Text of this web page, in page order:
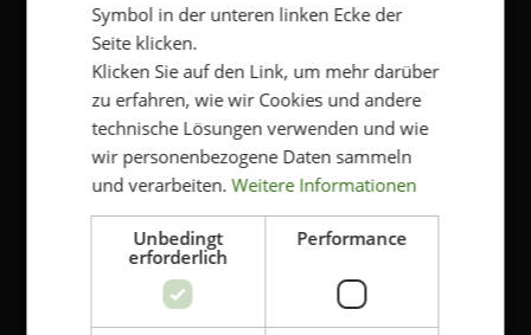
Genehmigen Sie die Speicherung Ihrer
persönlichen Daten
Klicken Sie hier, um die Bedingungen und die
Datenschutzbestimmungen von Kriss einzusehen.
Ja, ich bin damit einverstanden, dass meine
Daten gespeichert werden
Symbol in der unteren linken Ecke der
Seite klicken.
Klicken Sie auf den Link, um mehr darüber
zu erfahren, wie wir Cookies und andere
technische Lösungen verwenden und wie
wir personenbezogene Daten sammeln
und verarbeiten.Weitere Informationen
Unbedingt
erforderlich
Performance